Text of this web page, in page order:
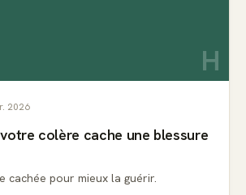
H
2026
colère cache une blessure
cachée pour mieux la guérir.